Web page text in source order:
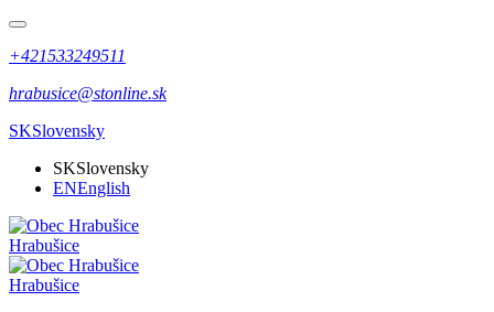
+421533249511
hrabusice@stonline.sk
SKSlovensky
SKSlovensky
ENEnglish
Hrabušice
Hrabušice